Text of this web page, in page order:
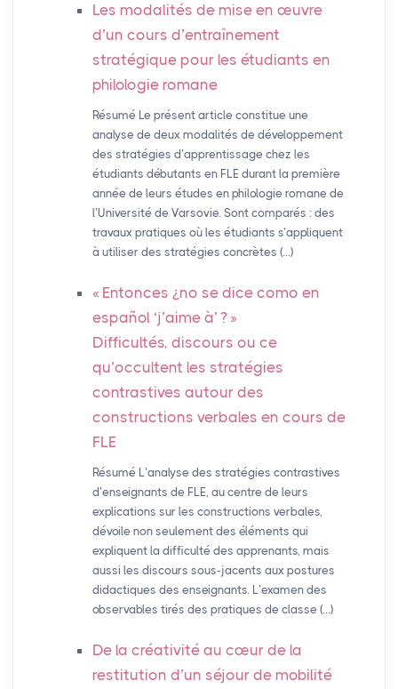
Les modalités de mise en œuvre
d’un cours d’entraînement
stratégique pour les étudiants en
philologie romane
Résumé Le présent article constitue une
analyse de deux modalités de développement
des stratégies d’apprentissage chez les
étudiants débutants en FLE durant la première
année de leurs études en philologie romane de
l’Université de Varsovie. Sont comparés : des
travaux pratiques où les étudiants s’appliquent
à utiliser des stratégies concrètes (…)
« Entonces ¿no se dice como en
español ‘j’aime à’ ? »
Difficultés, discours ou ce
qu’occultent les stratégies
contrastives autour des
constructions verbales en cours de
FLE
Résumé L’analyse des stratégies contrastives
d’enseignants de FLE, au centre de leurs
explications sur les constructions verbales,
dévoile non seulement des éléments qui
expliquent la difficulté des apprenants, mais
aussi les discours sous-jacents aux postures
didactiques des enseignants. L’examen des
observables tirés des pratiques de classe (…)
De la créativité au cœur de la
restitution d’un séjour de mobilité